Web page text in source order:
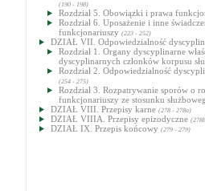
(190 - 198)
Rozdział 5. Obowiązki i prawa
Rozdział 6. Uposażenie i inne
funkcjonariuszy (223 - 252)
DZIAŁ VII. Odpowiedzialność
Rozdział 1. Organy dyscyplinarne
dyscyplinarnych członków korpusu
Rozdział 2. Odpowiedzialność
(254 - 275)
Rozdział 3. Rozpatrywanie sporów o
funkcjonariuszy ze stosunku
DZIAŁ VIII. Przepisy karne (278 - 278a)
DZIAŁ VIIIA. Przepisy epizodyczne
DZIAŁ IX. Przepis końcowy (279 - 279)